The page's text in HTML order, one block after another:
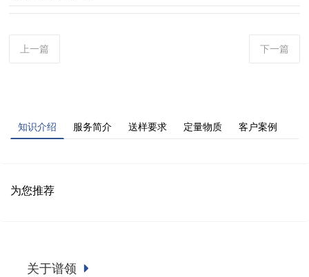
上一篇 下一篇
知识介绍 服务简介 送样要求 定量物质 客户案例
为您推荐
关于谱领